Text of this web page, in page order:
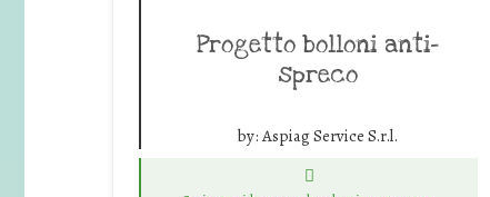
Progetto bolloni anti-
spreco
by:Aspiag Service S.r.l.